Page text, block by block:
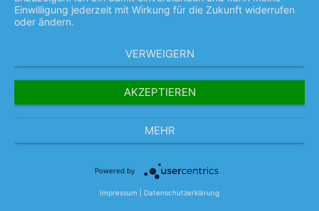
2881Bewertungen auf ProvenExpert.com
Über uns
Firmenphilosophie
Fakten über Nabenhauer Consulting
Wissenswertes über Nabenhauer Consulting
Kurz und Knapp
Videos von Nabenhauer Consulting
SEO E-Book
Einwilligung jederzeit mit Wirkung für die Zukunft widerrufen
oder ändern.
VERWEIGERN
AKZEPTIEREN
MEHR
Powered by
Impressum Datenschutzerklärung